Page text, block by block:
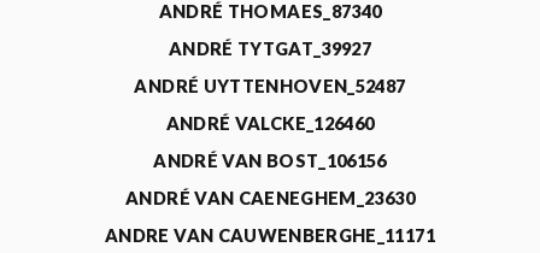
ANDRÉ THOMAES_87340
ANDRÉ TYTGAT_39927
ANDRÉ UYTTENHOVEN_52487
ANDRÉ VALCKE_126460
ANDRÉ VAN BOST_106156
ANDRÉ VAN CAENEGHEM_23630
ANDRE VAN CAUWENBERGHE_11171